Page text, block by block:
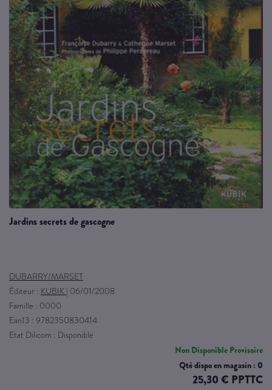
jardins secrets de gascogne
DUBARRY/MARSET
Éditeur : KUBIK | 06/01/2008
Famille : 0000
Ean13 : 9782350830414
Etat Dilicom : Disponible
Non Disponible Provisoire
Qté dispo en magasin : 0
25,30 € PPTTC